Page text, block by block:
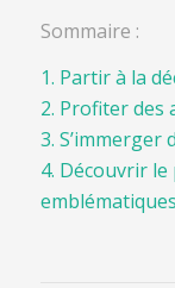
Sommaire :
1. Partir à la
2. Profiter des
3. S’immerger
4. Découvrir
emblématiques